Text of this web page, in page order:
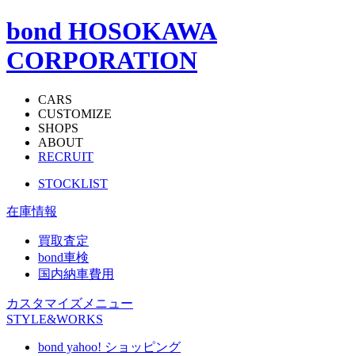
bond HOSOKAWA
CORPORATION
CARS
CUSTOMIZE
SHOPS
ABOUT
RECRUIT
STOCKLIST
在庫情報
買取査定
bond車検
国内納車費用
カスタマイズメニュー
STYLE&WORKS
bond yahoo! ショッピング